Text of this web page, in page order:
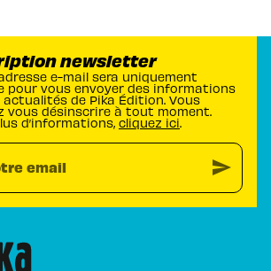
newsletter
e-mail sera uniquement
pour vous envoyer des informations
actualités de Pika Édition. Vous
vous désinscrire à tout moment.
d’informations, cliquez ici.
email send